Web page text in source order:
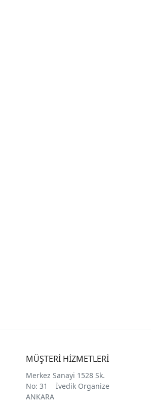
MÜŞTERİ HİZMETLERİ
Merkez Sanayi 1528 Sk.
No: 31 İvedik Organize
ANKARA